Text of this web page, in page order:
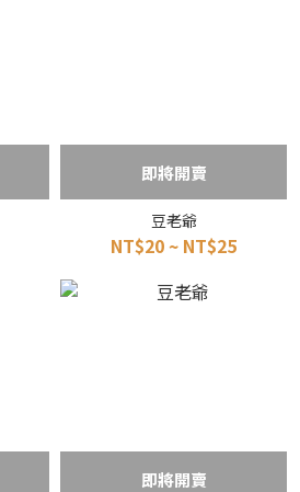
即將開賣
豆老爺
NT$20 ~ NT$25
即將開賣